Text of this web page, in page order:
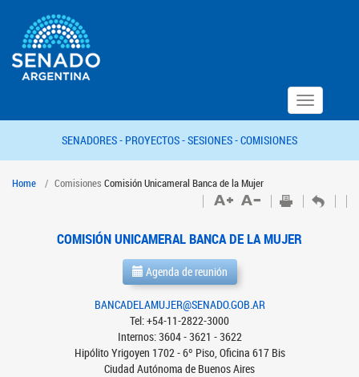
Toggle
navigation
SENADORES - PROYECTOS -SESIONES -COMISIONES
Home Comisiones Comisión Unicameral Banca de la Mujer
COMISIÓN UNICAMERAL BANCA DE LA MUJER
Agenda de reunión
BANCADELAMUJER@SENADO.GOB.AR
Tel: +54-11-2822-3000
Internos: 3604 - 3621 - 3622
Hipólito Yrigoyen 1702 - 6º Piso, Oficina 617 Bis
Ciudad Autónoma de Buenos Aires